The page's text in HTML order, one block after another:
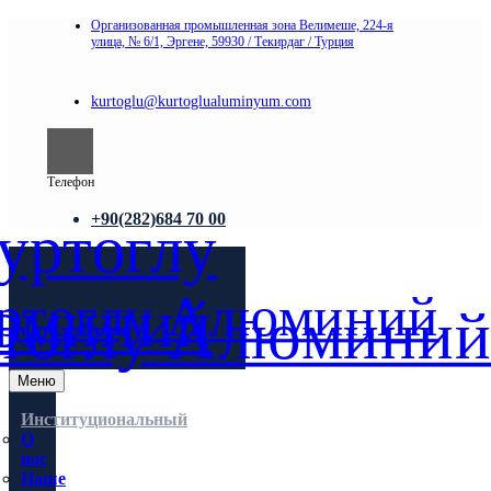
Организованная промышленная зона Велимеше, 224-я
улица, № 6/1, Эргене, 59930 / Текирдаг / Турция
kurtoglu@kurtoglualuminyum.com
Телефон
+90(282)684 70 00
Меню
Институциональный
О
нас
Наше